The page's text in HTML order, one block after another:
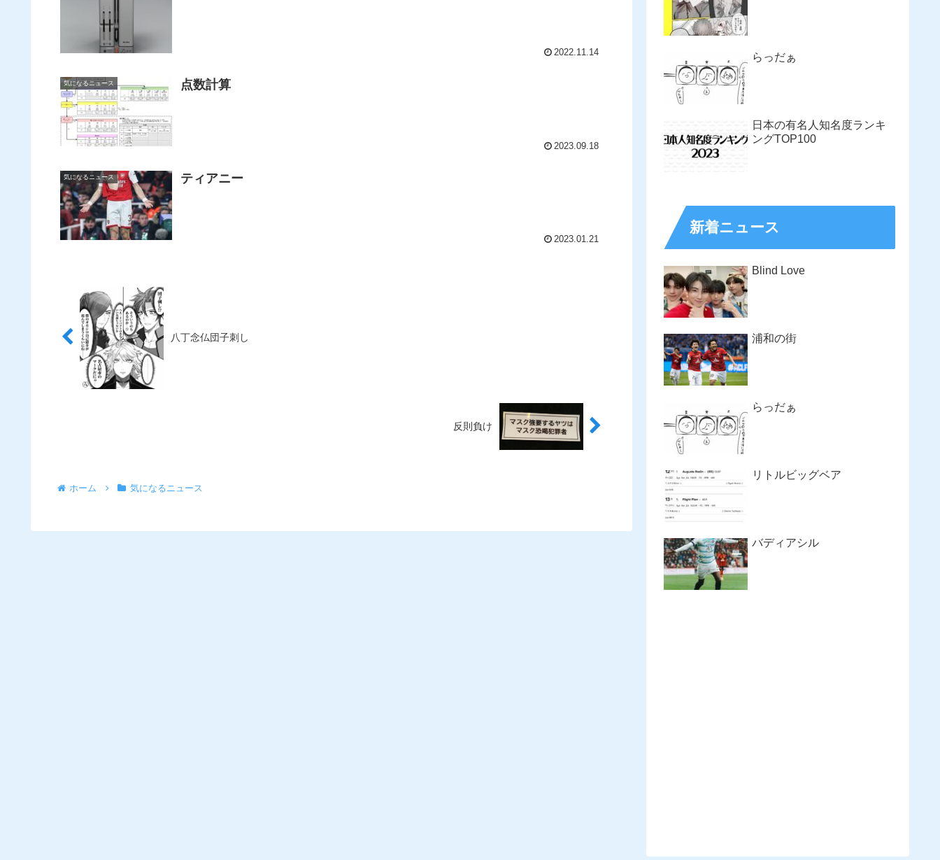
2022.11.14
気になるニュース 点数計算
2023.09.18
気になるニュース ティアニー
2023.01.21
八丁念仏団子刺し
反則負け
ホーム 気になるニュース
らっだぁ
日本の有名人知名度ランキ
ングTOP100
新着ニュース
Blind Love
浦和の街
らっだぁ
リトルビッグベア
バディアシル